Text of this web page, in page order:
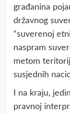
građanina
državnog
“suverenoj
naspram
metom
susjednih
I na kraju,
pravnoj